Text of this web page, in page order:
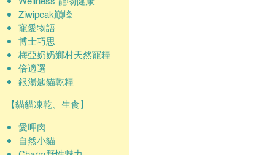
Ziwipeak巔峰
寵愛物語
博士巧思
梅亞奶奶鄉村天然寵糧
倍適選
銀湯匙貓乾糧
【貓貓凍乾、生食】
愛呷肉
自然小貓